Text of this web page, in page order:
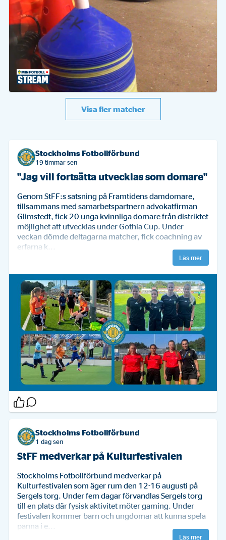
P2009- 1B 2026
IFK ASPUDDEN-TELLUS
Tis 23 jun
SSH 1 2026
ÖSTERÅKER UNITED FK
Mån 22 jun
2-2 AV BEPPE ALMERING
i minut 79
Beppe
Almering
Viggbyholms IK FF
Visa fler matcher
Stockholms Fotbollförbund
19 timmar sen
"Jag vill fortsätta utvecklas som domare"
Genom StFF:s satsning på Framtidens damdomare,
tillsammans med samarbetspartnern advokatfirman
Glimstedt, fick 20 unga kvinnliga domare från distriktet
möjlighet att utvecklas under Gothia Cup. Under
veckan dömde deltagarna matcher, fick coachning av
erfarna k...
Läs mer
Stockholms Fotbollförbund
1 dag sen
StFF medverkar på Kulturfestivalen
Stockholms Fotbollförbund medverkar på
Kulturfestivalen som äger rum den 12-16 augusti på
Sergels torg. Under fem dagar förvandlas Sergels torg
till en plats där fysisk aktivitet möter gaming. Under
festivalen kommer barn och ungdomar att kunna spela
panna i e...
Läs mer